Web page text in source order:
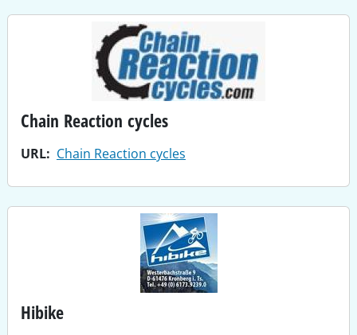
Chain Reaction cycles
URL Chain Reaction cycles
Hibike